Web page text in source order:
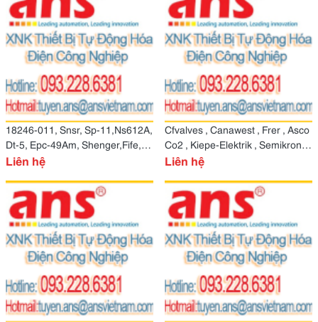
18246-011, Snsr, Sp-11,Ns612A,
Dt-5, Epc-49Am, Shenger,Fife,
Mercury,Tougu Denki
Liên hệ
Cfvalves , Canawest , Frer , Asco
Co2 , Kiepe-Elektrik , Semikron ,
Nemico
Liên hệ